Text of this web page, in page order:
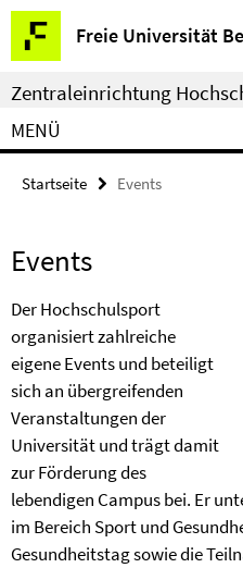
Springe
direkt
zu
Inhalt
Freie Universität
Service-
Navigation
Zentraleinrichtung
MENÜ
Startseite Events
Events
Der Hochschulsport
organisiert zahlreiche
eigene Events und beteiligt
sich an übergreifenden
Veranstaltungen der
Universität und trägt damit
zur Förderung des
lebendigen Campus bei. Er
im Bereich Sport und
Gesundheitstag sowie die